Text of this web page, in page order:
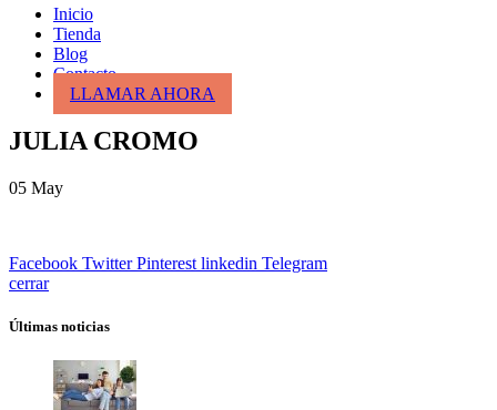
Inicio
Tienda
Blog
Contacto
LLAMAR AHORA
JULIA CROMO
05 May
Facebook Twitter Pinterest linkedin Telegram
cerrar
Últimas noticias